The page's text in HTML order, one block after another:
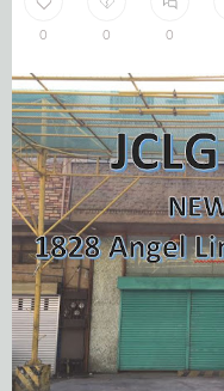
0 0 0